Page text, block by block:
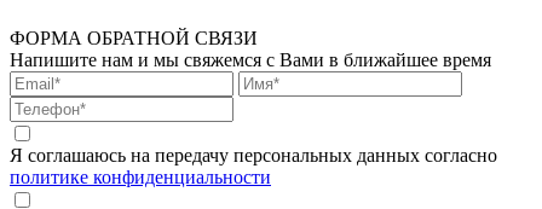
ФОРМА ОБРАТНОЙ СВЯЗИ
Напишите нам и мы свяжемся с Вами в ближайшее время
Я соглашаюсь на передачу персональных данных согласно
политике конфиденциальности